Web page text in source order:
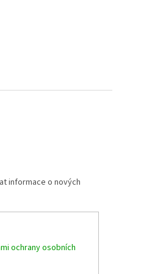
informace o nových
ochrany osobních